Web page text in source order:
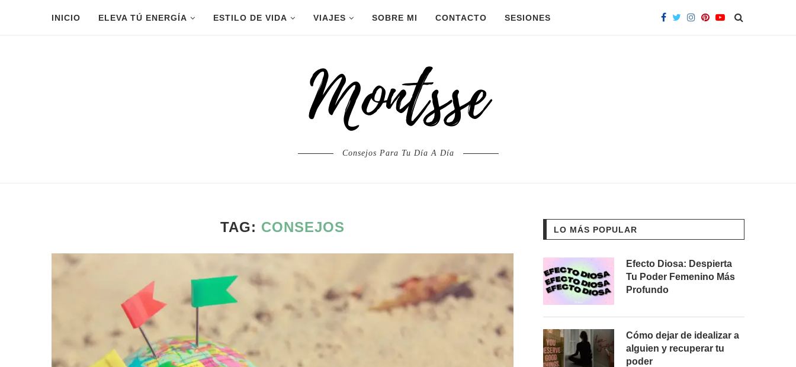
INICIO ELEVA TÚ ENERGÍA ESTILO DE VIDA VIAJES SOBRE MI CONTACTO SESIONES
Consejos Para Tu Día A Día
TAG: CONSEJOS LO MÁS POPULAR
Efecto Diosa: Despierta
Tu Poder Femenino Más
Profundo
Cómo dejar de idealizar a
alguien y recuperar tu
poder